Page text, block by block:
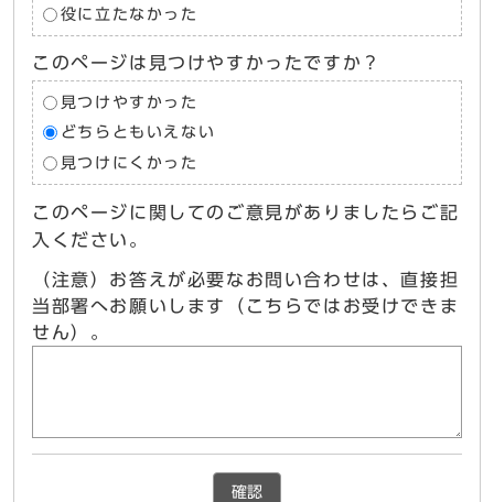
役に立たなかった
このページは見つけやすかったですか？
見つけやすかった
どちらともいえない
見つけにくかった
このページに関してのご意見がありましたらご記
入ください。
（注意）お答えが必要なお問い合わせは、直接担
当部署へお願いします（こちらではお受けできま
せん）。
確認